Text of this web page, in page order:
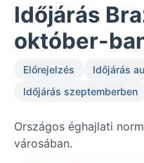
Időjárás
október-
Előrejelzés
Időjárás
Időjárás szeptemberben
Országos éghajlati
városában.